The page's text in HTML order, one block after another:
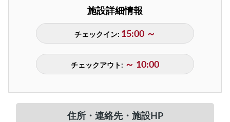
施設詳細情報
チェックイン: 15:00 ～
チェックアウト: ～ 10:00
住所・連絡先・施設HP